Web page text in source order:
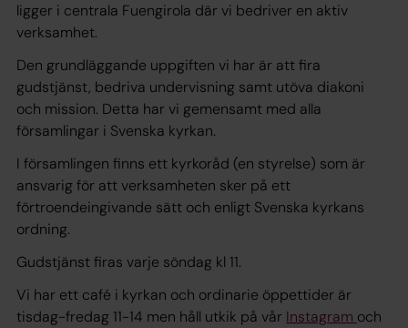
ligger i centrala Fuengirola där vi bedriver en aktiv
verksamhet.
Den grundläggande uppgiften vi har är att fira
gudstjänst, bedriva undervisning samt utöva diakoni
och mission. Detta har vi gemensamt med alla
församlingar i Svenska kyrkan.
I församlingen finns ett kyrkoråd (en styrelse) som är
ansvarig för att verksamheten sker på ett
förtroendeingivande sätt och enligt Svenska kyrkans
ordning.
Gudstjänst firas varje söndag kl 11.
Vi har ett café i kyrkan och ordinarie öppettider är
tisdag-fredag 11-14 men håll utkik på vår Instagram och